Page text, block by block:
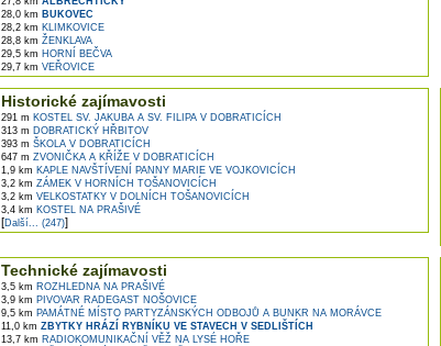
28,0 km BUKOVEC
28,2 km KLIMKOVICE
28,8 km ŽENKLAVA
29,5 km HORNÍ BEČVA
29,7 km VEŘOVICE
Historické zajímavosti
291 m KOSTEL SV. JAKUBA A SV. FILIPA V DOBRATICÍCH
313 m DOBRATICKÝ HŘBITOV
393 m ŠKOLA V DOBRATICÍCH
647 m ZVONIČKA A KŘÍŽE V DOBRATICÍCH
1,9 km KAPLE NAVŠTÍVENÍ PANNY MARIE VE VOJKOVICÍCH
3,2 km ZÁMEK V HORNÍCH TOŠANOVICÍCH
3,2 km VELKOSTATKY V DOLNÍCH TOŠANOVICÍCH
3,4 km KOSTEL NA PRAŠIVÉ
[Další... (247)]
Technické zajímavosti
3,5 km ROZHLEDNA NA PRAŠIVÉ
3,9 km PIVOVAR RADEGAST NOŠOVICE
9,5 km PAMÁTNÉ MÍSTO PARTYZÁNSKÝCH ODBOJŮ A BUNKR NA MORÁVCE
11,0 km ZBYTKY HRÁZÍ RYBNÍKU VE STAVECH V SEDLIŠTÍCH
13,7 km RADIOKOMUNIKAČNÍ VĚŽ NA LYSÉ HOŘE